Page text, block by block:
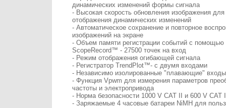
динамических изменений формы сигнала
- Высокая скорость обновления изображения для
отображения динамических изменений
- Автоматическое сохранение и повторное
изображений на экране
- Объем памяти регистрации событий с
ScopeRecord™ - 27500 точек на вход
- Режим отображения огибающей сигнала
- Регистратор TrendPlot™- с двумя входами
- Независимо изолированные "плавающие"
- Функция Vpwm для измерения параметров
частоты и электропривода
- Норма безопасности 1000 V САТ II и 600 V CAT
- Заряжаемые 4 часовые батареи NiMH для